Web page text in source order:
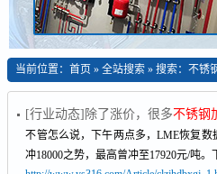
当前位置：首页 »全站搜索 » 搜索：不锈
[行业动态]除了涨价，很多不锈钢
不管怎么说，下午两点多，LME恢复
冲18000之势，最高曾冲至17920元/吨